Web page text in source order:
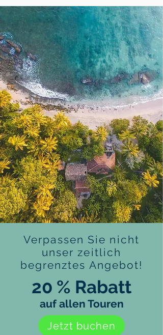
Verpassen Sie nicht
unser zeitlich
begrenztes Angebot!
20 % Rabatt
auf allen Touren
Jetzt buchen